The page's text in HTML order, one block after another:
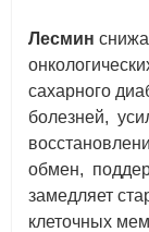
Лесмин
сахарного
болезней,
обмен,
замедляет
клеточных